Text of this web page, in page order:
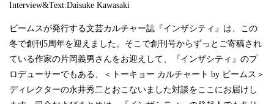
Interview&Text:Daisuke Kawasaki
ビームスが発行する文芸カルチャー誌『インザシティ』は、この
冬で創刊5周年を迎えました。そこで創刊号からずっとご寄稿され
ている作家の片岡義男さんをお迎えして、『インザシティ』のプ
ロデューサーでもある、＜トーキョー カルチャート by ビームス＞
ディレクターの永井秀二とおこないました対談をここにお届けし